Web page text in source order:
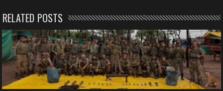
RELATED POSTS